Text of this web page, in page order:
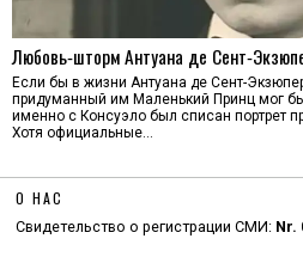
Любовь‑шторм Антуана де
Если бы в жизни Антуана де Сент-
придуманный им Маленький Принц мог
именно с Консуэло был списан портрет
Хотя официальные…
О НАС
Свидетельство о регистрации СМИ: Nr.